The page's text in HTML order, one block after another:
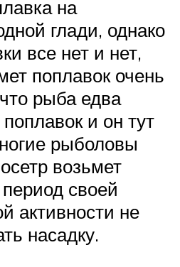
на
глади, однако
все нет и нет,
поплавок очень
рыба едва
и он тут
рыболовы
возьмет
своей
активности не
насадку.